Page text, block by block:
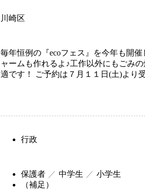
川崎区
毎年恒例の『ecoフェス』を今年も開
ャームも作れるよ♪工作以外にもごみ
適です！ ご予約は７月１１日(土)より
行政
保護者 中学生
小学生
（補足）